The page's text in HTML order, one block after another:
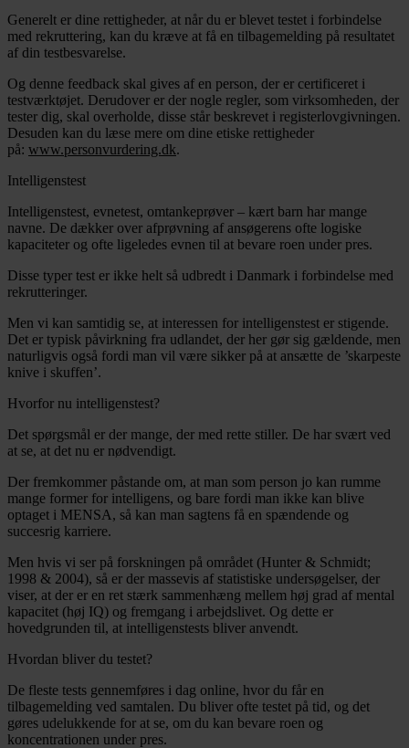
Generelt er dine rettigheder, at når du er blevet testet i forbindelse
med rekruttering, kan du kræve at få en tilbagemelding på resultatet
af din testbesvarelse.
Og denne feedback skal gives af en person, der er certificeret i
testværktøjet. Derudover er der nogle regler, som virksomheden, der
tester dig, skal overholde, disse står beskrevet i registerlovgivningen.
Desuden kan du læse mere om dine etiske rettigheder
på: www.personvurdering.dk.
Intelligenstest
Intelligenstest, evnetest, omtankeprøver – kært barn har mange
navne. De dækker over afprøvning af ansøgerens ofte logiske
kapaciteter og ofte ligeledes evnen til at bevare roen under pres.
Disse typer test er ikke helt så udbredt i Danmark i forbindelse med
rekrutteringer.
Men vi kan samtidig se, at interessen for intelligenstest er stigende.
Det er typisk påvirkning fra udlandet, der her gør sig gældende, men
naturligvis også fordi man vil være sikker på at ansætte de ’skarpeste
knive i skuffen’.
Hvorfor nu intelligenstest?
Det spørgsmål er der mange, der med rette stiller. De har svært ved
at se, at det nu er nødvendigt.
Der fremkommer påstande om, at man som person jo kan rumme
mange former for intelligens, og bare fordi man ikke kan blive
optaget i MENSA, så kan man sagtens få en spændende og
succesrig karriere.
Men hvis vi ser på forskningen på området (Hunter & Schmidt;
1998 & 2004), så er der massevis af statistiske undersøgelser, der
viser, at der er en ret stærk sammenhæng mellem høj grad af mental
kapacitet (høj IQ) og fremgang i arbejdslivet. Og dette er
hovedgrunden til, at intelligenstests bliver anvendt.
Hvordan bliver du testet?
De fleste tests gennemføres i dag online, hvor du får en
tilbagemelding ved samtalen. Du bliver ofte testet på tid, og det
gøres udelukkende for at se, om du kan bevare roen og
koncentrationen under pres.